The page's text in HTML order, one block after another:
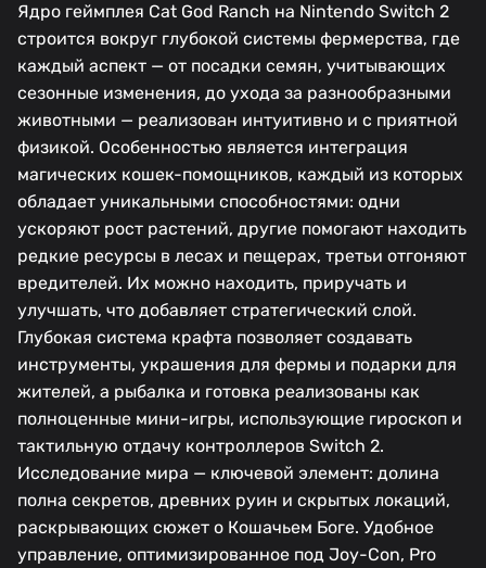
Ядро геймплея Cat God Ranch на Nintendo Switch 2
строится вокруг глубокой системы фермерства, где
каждый аспект — от посадки семян, учитывающих
сезонные изменения, до ухода за разнообразными
животными — реализован интуитивно и с приятной
физикой. Особенностью является интеграция
магических кошек-помощников, каждый из которых
обладает уникальными способностями: одни
ускоряют рост растений, другие помогают находить
редкие ресурсы в лесах и пещерах, третьи отгоняют
вредителей. Их можно находить, приручать и
улучшать, что добавляет стратегический слой.
Глубокая система крафта позволяет создавать
инструменты, украшения для фермы и подарки для
жителей, а рыбалка и готовка реализованы как
полноценные мини-игры, использующие гироскоп и
тактильную отдачу контроллеров Switch 2.
Исследование мира — ключевой элемент: долина
полна секретов, древних руин и скрытых локаций,
раскрывающих сюжет о Кошачьем Боге. Удобное
управление, оптимизированное под Joy-Con, Pro